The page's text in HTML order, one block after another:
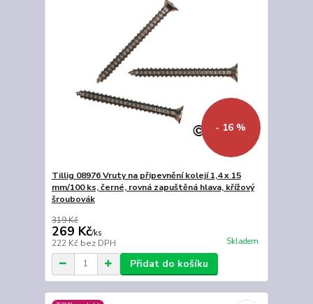
- 16 %
Tillig 08976 Vruty na připevnění kolejí 1,4 x 15
mm/100 ks, černé, rovná zapuštěná hlava, křížový
šroubovák
319 Kč
269 Kč/ks
222 Kč bez DPH Skladem
Přidat do košíku